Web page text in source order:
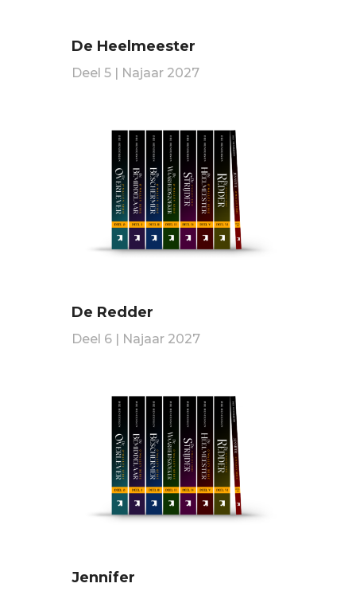
De Heelmeester
Deel 5 | Najaar 2027
De Redder
Deel 6 | Najaar 2027
Jennifer